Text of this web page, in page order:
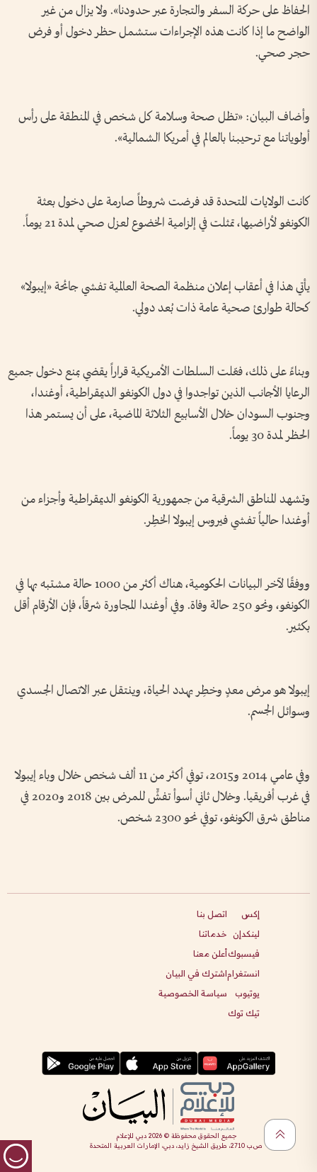
الحفاظ على حركة السفر والتجارة عبر حدودنا». ولا يزال من غير
الواضح ما إذا كانت هذه الإجراءات ستشمل حظر دخول أو فرض
حجر صحي.
وأضاف البيان: «تظل صحة وسلامة كل شخص في المنطقة على رأس
أولوياتنا مع ترحيبنا بالعالم في أمريكا الشمالية».
كانت الولايات المتحدة قد فرضت شروطاً صارمة على دخول بعثة
الكونغو لأراضيها، تمثلت في إلزامية الخضوع لعزل صحي لمدة 21 يوماً.
يأتي هذا في أعقاب إعلان منظمة الصحة العالمية تفشي جائحة «إيبولا»
كحالة طوارئ صحية عامة ذات بُعد دولي.
وبناءً على ذلك، فعّلت السلطات الأمريكية قراراً يقضي بمنع دخول جميع
الرعايا الأجانب الذين تواجدوا في دول الكونغو الديمقراطية، أوغندا،
وجنوب السودان خلال الأسابيع الثلاثة الماضية، على أن يستمر هذا
الحظر لمدة 30 يوماً.
وتشهد المناطق الشرقية من جمهورية الكونغو الديمقراطية وأجزاء من
أوغندا حالياً تفشي فيروس إيبولا الخطِر.
ووفقًا لآخر البيانات الحكومية، هناك أكثر من 1000 حالة مشتبه بها في
الكونغو، ونحو 250 حالة وفاة. وفي أوغندا المجاورة شرقاً، فإن الأرقام أقل
بكثير.
إيبولا هو مرض معدٍ وخطِر يهدد الحياة، وينتقل عبر الاتصال الجسدي
وسوائل الجسم.
وفي عامي 2014 و2015، توفي أكثر من 11 ألف شخص خلال وباء إيبولا
في غرب أفريقيا. وخلال ثاني أسوأ تفشٍّ للمرض بين 2018 و2020 في
مناطق شرق الكونغو، توفي نحو 2300 شخص.
إكس
لينكدإن
فيسبوك
انستغرام
يوتيوب
تيك توك
اتصل بنا
خدماتنا
أعلن معنا
اشترك في البيان
سياسة الخصوصية
جميع الحقوق محفوظة ©2026 دبي للإعلام
ص.ب 2710، طريق الشيخ زايد، دبي، الإمارات العربية المتحدة